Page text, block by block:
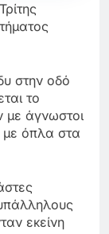
στην οδό
το
με άγνωστοι
με όπλα στα
εκείνη